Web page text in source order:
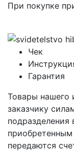
При покупке
Чек
Гарантия
Товары нашего
заказчику
передаются